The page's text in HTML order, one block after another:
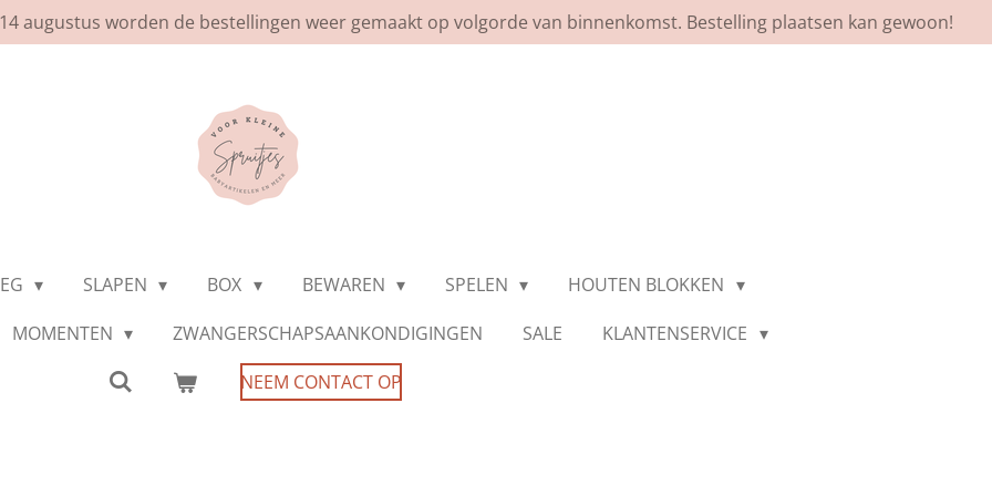
augustus worden de bestellingen weer gemaakt op volgorde van binnenkomst. Bestelling plaatsen kan gewoon!
SLAPEN BOX BEWAREN SPELEN
HOUTEN BLOKKEN
MOMENTEN ZWANGERSCHAPSAANKONDIGINGEN SALE
KLANTENSERVICE
NEEM CONTACT OP